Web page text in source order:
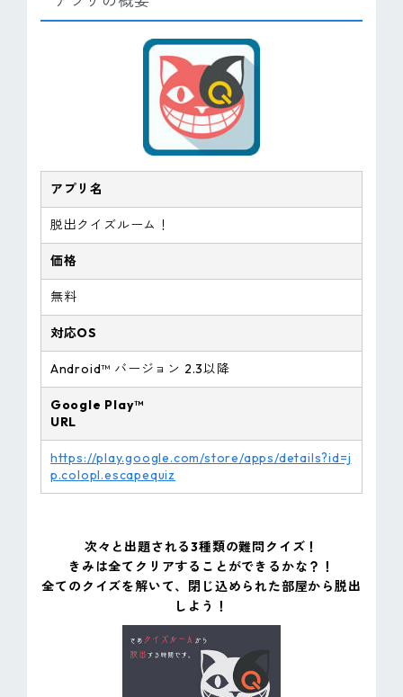
アプリ名
脱出クイズルーム！
価格
無料
対応OS
Android™ バージョン 2.3以降
Google Play™
URL
https://play.google.com/store/apps/details?id=j
p.colopl.escapequiz
次々と出題される3種類の難問クイズ！
きみは全てクリアすることができるかな？！
全てのクイズを解いて、閉じ込められた部屋から脱出
しよう！